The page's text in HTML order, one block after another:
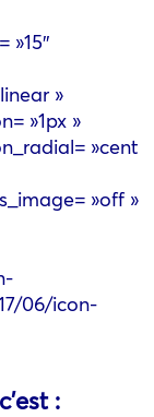
»15″
»
»1px »
»cent
»off »
06/icon-
: